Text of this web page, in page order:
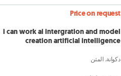
Price on request
i can work ai intergration and model
creation artificial intelligence
دكوانة, المتن